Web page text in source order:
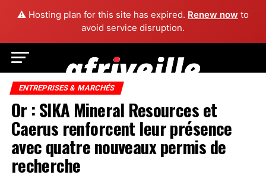
⚠️ Hosting plan for this site has expired. Renew now to
avoid service disruption.
ENTREPRISES & MARCHÉS
Or : SIKA Mineral Resources et
Caerus renforcent leur présence
avec quatre nouveaux permis de
recherche